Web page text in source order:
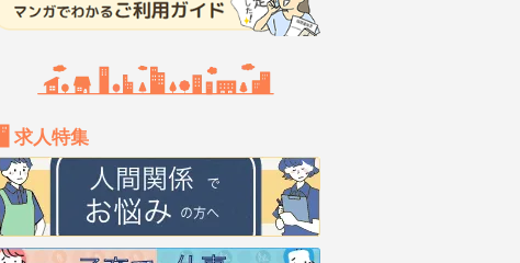
求人特集